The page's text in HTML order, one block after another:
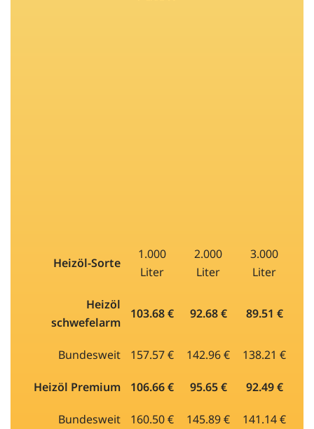
Heizöl-Sorte
1.000
Liter
2.000
Liter
3.000
Liter
Heizöl
schwefelarm
103.68 € 92.68 € 89.51 €
Bundesweit 157.57 € 142.96 € 138.21 €
Heizöl Premium 106.66 € 95.65 € 92.49 €
Bundesweit 160.50 € 145.89 € 141.14 €